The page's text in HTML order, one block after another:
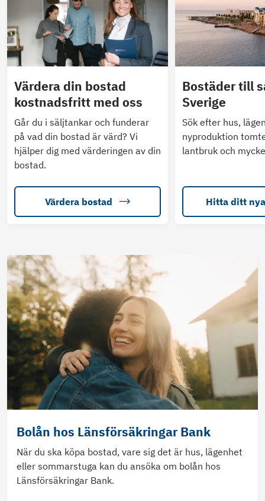
Värdera din bostad
kostnadsfritt med oss
Går du i säljtankar och funderar
på vad din bostad är värd? Vi
hjälper dig med värderingen av din
bostad.
Värdera bostad
Bostäder till
Sverige
Sök efter hus,
nyproduktion
lantbruk och
Hitta ditt
Bolån hos Länsförsäkringar Bank
När du ska köpa bostad, vare sig det är hus, lägenhet
eller sommarstuga kan du ansöka om bolån hos
Länsförsäkringar Bank.